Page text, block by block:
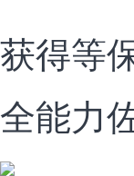
获得等
全能力